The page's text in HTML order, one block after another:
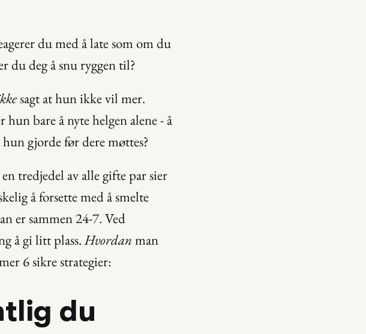
du med å late som om du
du deg å snu ryggen til?
sagt at hun ikke vil mer.
bare å nyte helgen alene - å
gjorde før dere møttes?
tredjedel av alle gifte par sier
å forsette med å smelte
er sammen 24-7. Ved
å gi litt plass. Hvordan man
6 sikre strategier:
du